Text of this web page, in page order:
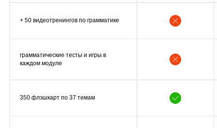
+ 50 видеотренингов по грамматике
грамматические тесты и игры в
каждом модуле
350 флэшкарт по 37 темам